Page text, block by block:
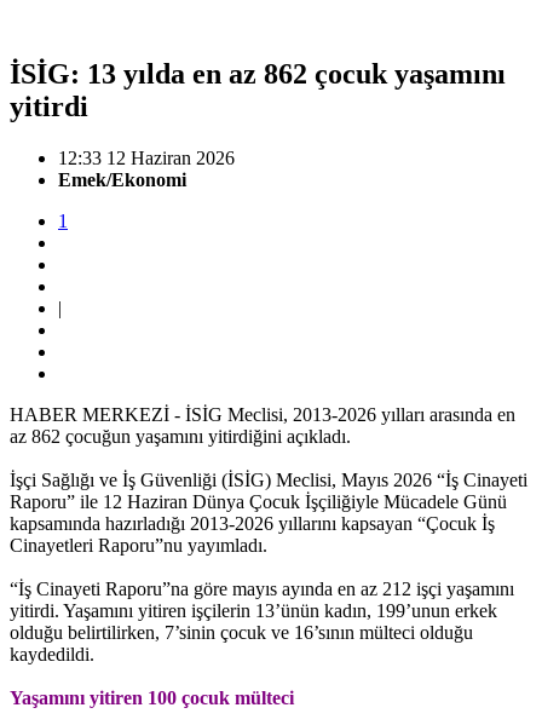
İSİG: 13 yılda en az 862 çocuk yaşamını
yitirdi
12:33 12 Haziran 2026
Emek/Ekonomi
1
|
HABER MERKEZİ - İSİG Meclisi, 2013-2026 yılları arasında en
az 862 çocuğun yaşamını yitirdiğini açıkladı.
İşçi Sağlığı ve İş Güvenliği (İSİG) Meclisi, Mayıs 2026 “İş Cinayeti
Raporu” ile 12 Haziran Dünya Çocuk İşçiliğiyle Mücadele Günü
kapsamında hazırladığı 2013-2026 yıllarını kapsayan “Çocuk İş
Cinayetleri Raporu”nu yayımladı.
“İş Cinayeti Raporu”na göre mayıs ayında en az 212 işçi yaşamını
yitirdi. Yaşamını yitiren işçilerin 13’ünün kadın, 199’unun erkek
olduğu belirtilirken, 7’sinin çocuk ve 16’sının mülteci olduğu
kaydedildi.
Yaşamını yitiren 100 çocuk mülteci